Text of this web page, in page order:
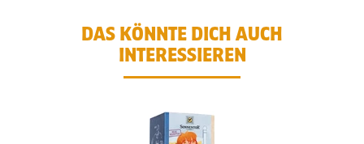
DAS KÖNNTE DICH AUCH
INTERESSIEREN